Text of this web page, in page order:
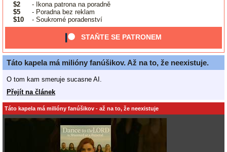
$2
- Ikona patrona na poradně
$5
- Poradna bez reklam
$10
- Soukromé poradenství
STAŇTE SE PATRONEM
Táto kapela má milióny fanúšikov. Až na to, že neexistuje.
O tom kam smeruje sucasne AI.
Přejít na článek
Táto kapela má milióny fanúšikov - až na to, že neexistuje